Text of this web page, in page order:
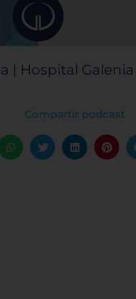
| Hospital Galenia
Compartir podcast